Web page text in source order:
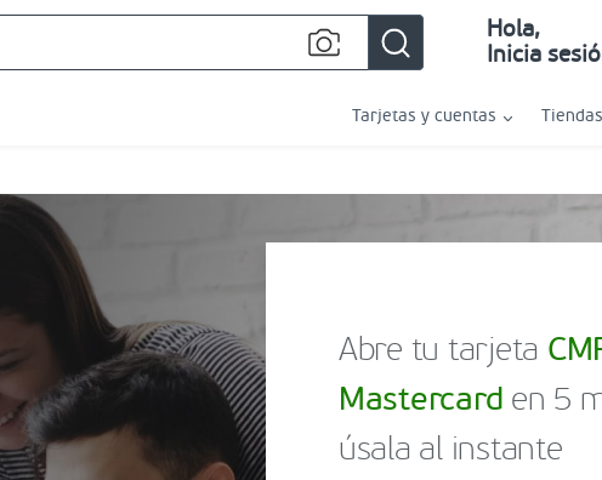
Hola,
Inicia
Tarjetas y cuentas Tiendas
Abre tu tarjeta
Mastercard en 5
úsala al instante